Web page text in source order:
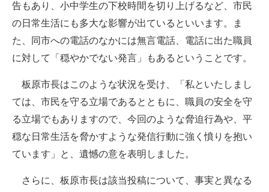
告もあり、小中学生の下校時間を切り上げるなど、市民
の日常生活にも多大な影響が出ているといいます。ま
た、同市への電話のなかには無言電話、電話に出た職員
に対して「穏やかでない発言」もあるということです。
板原市長はこのような状況を受け、「私といたしまし
ては、市民を守る立場であるとともに、職員の安全を守
る立場でもありますので、今回のような脅迫行為や、平
穏な日常生活を脅かすような発信行動に強く憤りを抱い
ています」と、遺憾の意を表明しました。
さらに、板原市長は該当投稿について、事実と異なる